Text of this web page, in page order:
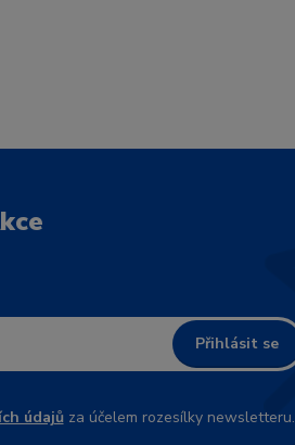
Přihlásit se
údajůza účelem rozesílky newsletteru.